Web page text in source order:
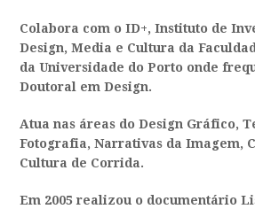
Colabora com o ID+, Instituto de
Design, Media e Cultura da
da Universidade do Porto onde
Doutoral em Design.
Atua nas áreas do Design Gráfico,
Fotografia, Narrativas da Imagem,
Cultura de Corrida.
Em 2005 realizou o documentário